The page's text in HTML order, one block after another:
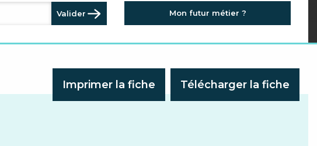
Electricien.ne
Aide familial.e
Mon futur métier ?
Imprimer la fiche Télécharger la fiche